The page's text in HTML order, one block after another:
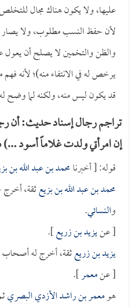
عليها، ولا يكون هناك مجال
لأن حفظ النسب مطلوب، ولا يصار
والظن والتخمين لا يصلح أن يعول
يرخص له في الانتفاء منه)؛ لأنه
قد يكون ليس منه، ولكنه لما وضح
تراجم رجال إسناد حديث: أن
إن امرأتي ولدت غلاماً أسود ...)
قوله: [ أخبرنامحمد بن عبد الله بن
محمد بن عبد الله بن بزيعثقة،
والنسائي.
[ عنيزيد بن زريع].
يزيد بن زريعثقة، أخرج له أصحاب
[ عنمعمر].
هومعمر بن راشد الأزدي البصري